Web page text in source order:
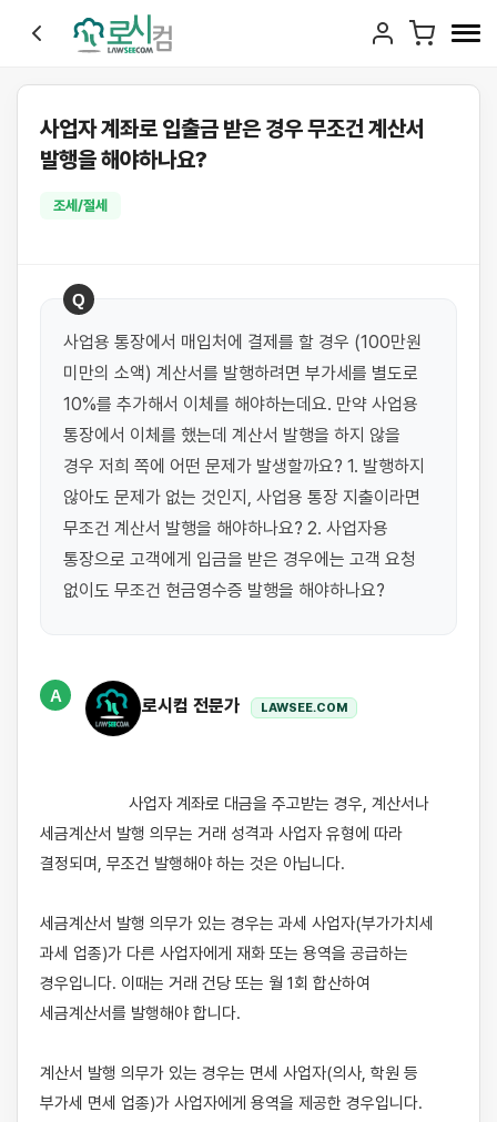
사업자 계좌로 입출금 받은 경우 무조건 계산서
발행을 해야하나요?
조세/절세
Q
사업용 통장에서 매입처에 결제를 할 경우 (100만원
미만의 소액) 계산서를 발행하려면 부가세를 별도로
10%를 추가해서 이체를 해야하는데요. 만약 사업용
통장에서 이체를 했는데 계산서 발행을 하지 않을
경우 저희 쪽에 어떤 문제가 발생할까요? 1. 발행하지
않아도 문제가 없는 것인지, 사업용 통장 지출이라면
무조건 계산서 발행을 해야하나요? 2. 사업자용
통장으로 고객에게 입금을 받은 경우에는 고객 요청
A
로시컴 전문가 LAWSEE.COM
세금계산서 발행 의무는 거래 성격과 사업자 유형에 따라
결정되며, 무조건 발행해야 하는 것은 아닙니다.
세금계산서 발행 의무가 있는 경우는 과세 사업자(부가가치세
과세 업종)가 다른 사업자에게 재화 또는 용역을 공급하는
경우입니다. 이때는 거래 건당 또는 월 1회 합산하여
세금계산서를 발행해야 합니다.
계산서 발행 의무가 있는 경우는 면세 사업자(의사, 학원 등
부가세 면세 업종)가 사업자에게 용역을 제공한 경우입니다.